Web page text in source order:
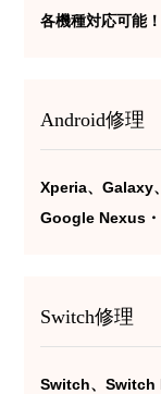
各機種対応可能！
Android修理
Xperia、Galaxy
Google Nexus・
Switch修理
Switch、Switch